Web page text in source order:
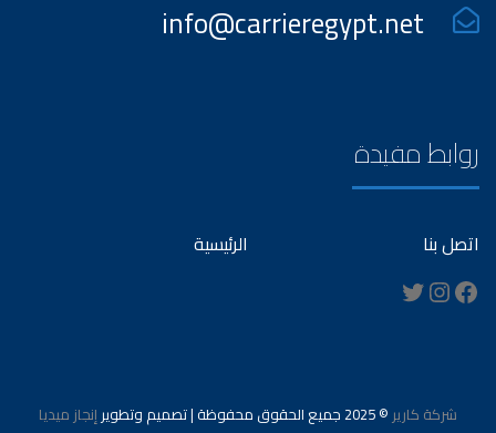
info@carrieregypt.net
روابط مفيدة
اتصل بنا الرئيسية
Facebook
Instagram
Twitter
شركة كارير © 2025 جميع الحقوق محفوظة | تصميم وتطوير إنجاز ميديا